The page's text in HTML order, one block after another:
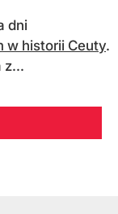
dni
w historii Ceuty.
z...